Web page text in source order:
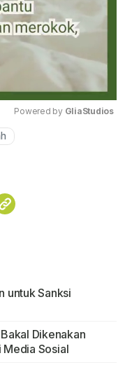
Powered by GliaStudios
untuk Sanksi
Dikenakan
Media Sosial